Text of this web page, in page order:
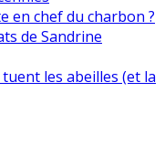
en chef du charbon ?
de Sandrine
les abeilles (et la